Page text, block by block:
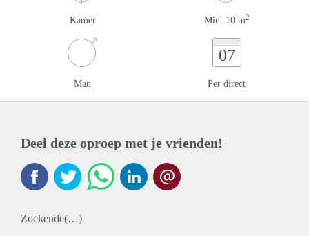
Kamer Min. 10 m2
Man
07
Per direct
Deel deze oproep met je vrienden!
Zoekende(…)